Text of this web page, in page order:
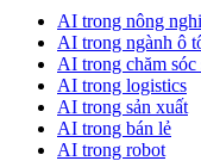
AI trong nông
AI trong ngành ô
AI trong chăm sóc
AI trong logistics
AI trong sản xuất
AI trong bán lẻ
AI trong robot